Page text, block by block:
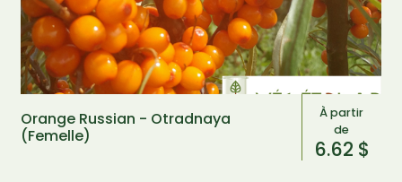
Orange Russian - Otradnaya
(Femelle)
À partir
de
6.62 $